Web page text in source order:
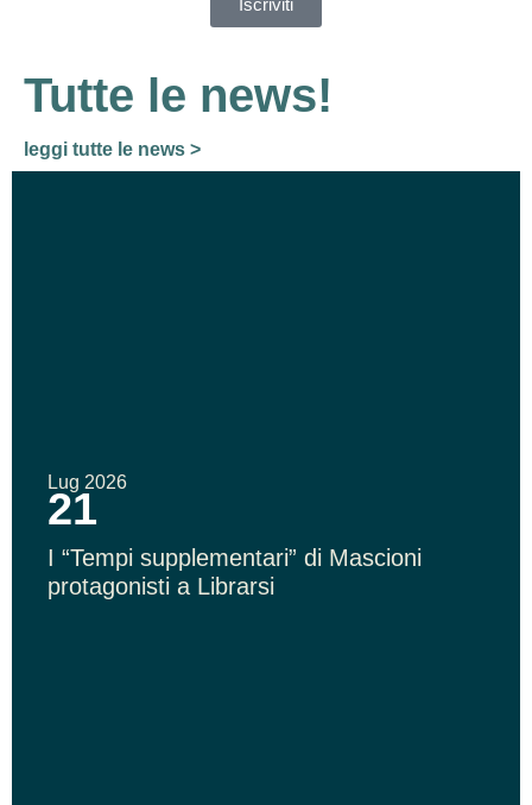
Tutte le news!
leggi tutte le news >
Lug 2026
21
I “Tempi supplementari” di Mascioni
protagonisti a Librarsi